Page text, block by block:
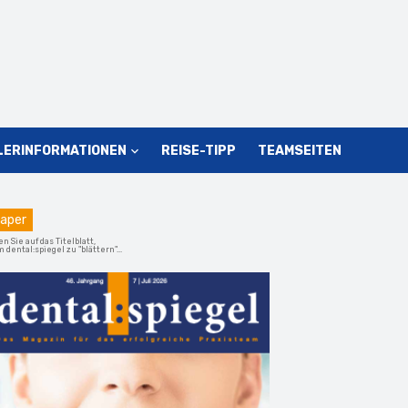
REISE-TIPP TEAMSEITEN
Sie auf das Titelblatt,
dental:spiegel zu "blättern"...